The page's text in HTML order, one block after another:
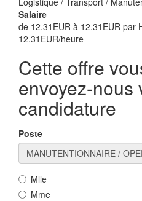
Salaire
de 12.31EUR à 12.31EUR par
12.31EUR/heure
Cette offre
envoyez-nous
candidature
Poste
Mlle
Mme